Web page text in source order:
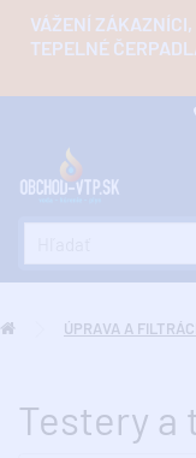
VÁŽENÍ
TEPELNÉ
ÚPRAVA A
Testery a